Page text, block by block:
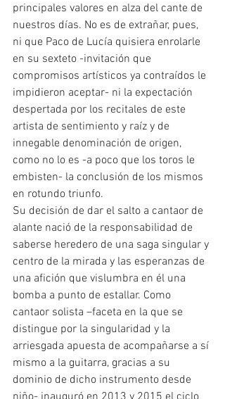
principales valores en alza del cante de
nuestros días. No es de extrañar, pues,
ni que Paco de Lucía quisiera enrolarle
en su sexteto -invitación que
compromisos artísticos ya contraídos le
impidieron aceptar- ni la expectación
despertada por los recitales de este
artista de sentimiento y raíz y de
innegable denominación de origen,
como no lo es -a poco que los toros le
embisten- la conclusión de los mismos
en rotundo triunfo.
Su decisión de dar el salto a cantaor de
alante nació de la responsabilidad de
saberse heredero de una saga singular y
centro de la mirada y las esperanzas de
una afición que vislumbra en él una
bomba a punto de estallar. Como
cantaor solista –faceta en la que se
distingue por la singularidad y la
arriesgada apuesta de acompañarse a sí
mismo a la guitarra, gracias a su
dominio de dicho instrumento desde